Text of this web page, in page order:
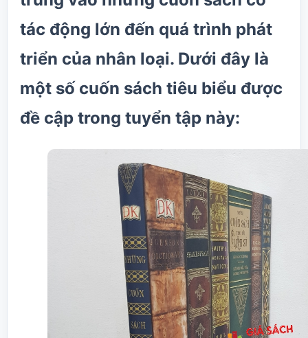
tác động lớn đến quá trình phát
triển của nhân loại. Dưới đây là
một số cuốn sách tiêu biểu được
đề cập trong tuyển tập này: